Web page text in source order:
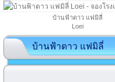
บ้านฟ้าดาว แฟมิลี่
Loei
บ้านฟ้าดาว แฟมิลี่